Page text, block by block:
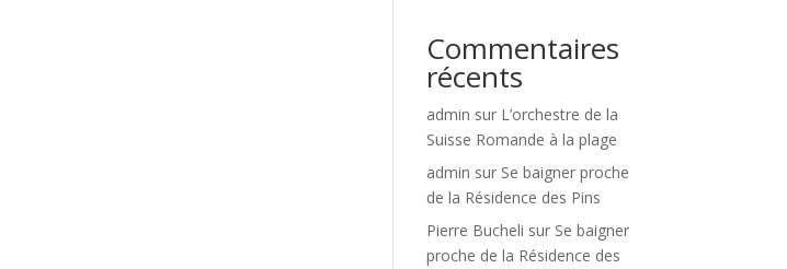
Commentaires
récents
admin sur L’orchestre de la
Suisse Romande à la plage
admin sur Se baigner proche
de la Résidence des Pins
Pierre Bucheli sur Se baigner
proche de la Résidence des